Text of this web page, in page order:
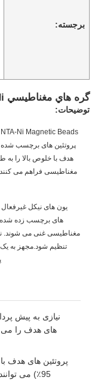
برجسته:
گره هاي مغناطيسي NTA-Ni
توضیحات:
پروتئین های برچسب شده
هدف با خلوص بالا را به
مغناطیسی فراهم می
یون های نیکل غیرفعال
های برچسب زده شده
مغناطیسی غنی می شوند.
تنظیم شود.مجهز به
نیازی به پیش
های هدف را می
پروتئین های هدف با
95٪) می توانند در یک مرحله تصفیه به دست آیند.